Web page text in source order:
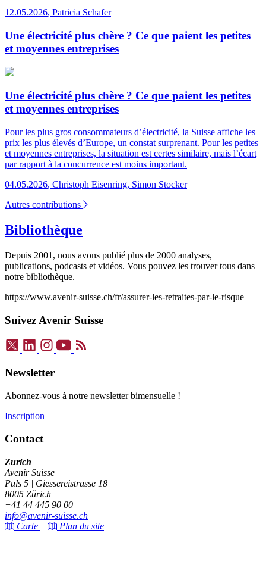
12.05.2026, Patricia Schafer
Une électricité plus chère ? Ce que paient les petites
et moyennes entreprises
Une électricité plus chère ? Ce que paient les petites
et moyennes entreprises
Pour les plus gros consommateurs d’électricité, la Suisse affiche les
prix les plus élevés d’Europe, un constat surprenant. Pour les petites
et moyennes entreprises, la situation est certes similaire, mais l’écart
par rapport à la concurrence est moins important.
04.05.2026, Christoph Eisenring, Simon Stocker
Autres contributions
Bibliothèque
Depuis 2001, nous avons publié plus de 2000 analyses,
publications, podcasts et vidéos. Vous pouvez les trouver tous dans
notre bibliothèque.
https://www.avenir-suisse.ch/fr/assurer-les-retraites-par-le-risque
Suivez Avenir Suisse
Newsletter
Abonnez-vous à notre newsletter bimensuelle !
Inscription
Contact
Zurich
Avenir Suisse
Puls 5 | Giessereistrasse 18
8005 Zürich
+41 44 445 90 00
info@avenir-suisse.ch
Carte
Plan du site